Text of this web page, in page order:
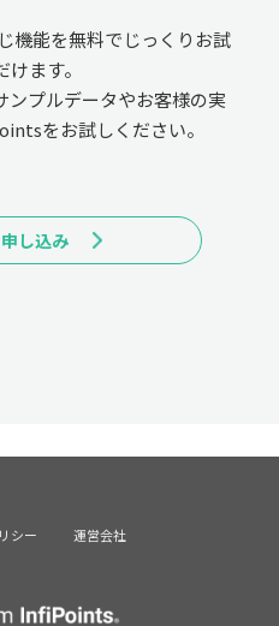
機能を無料でじっくりお試
けます。
ンプルデータやお客様の実
をお試しください。
し込み
シー 運営会社